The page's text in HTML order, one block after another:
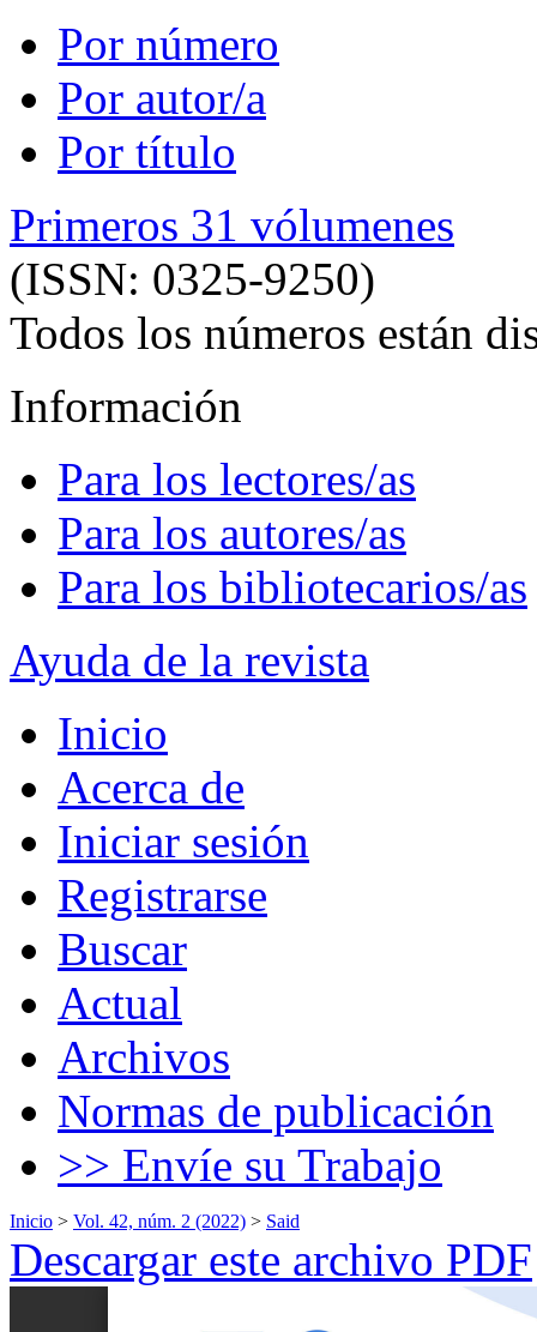
Por número
Por autor/a
Por título
Primeros 31 vólumenes
(ISSN: 0325-9250)
Todos los números están
Información
Para los lectores/as
Para los autores/as
Para los bibliotecarios/as
Ayuda de la revista
Inicio
Acerca de
Iniciar sesión
Registrarse
Buscar
Actual
Archivos
Normas de publicación
>> Envíe su Trabajo
Inicio > Vol. 42, núm. 2 (2022) > Said
Descargar este archivo PDF